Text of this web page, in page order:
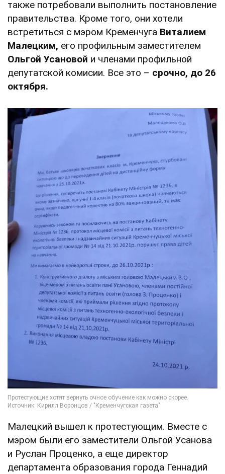
также потребовали выполнить постановление
правительства. Кроме того, они хотели
встретиться с мэром Кременчуга Виталием
Малецким, его профильным заместителем
Ольгой Усановой и членами профильной
депутатской комисии. Все это – срочно, до 26
октября.
Малецкий вышел к протестующим. Вместе с
мэром были его заместители Ольгой Усанова
и Руслан Проценко, а еще директор
департамента образования города Геннадий